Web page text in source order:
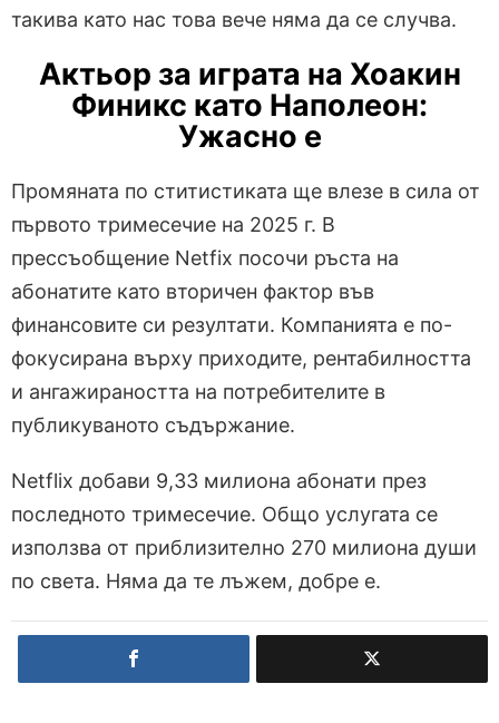
такива като нас това вече няма да се случва.
Актьор за играта на Хоакин
Финикс като Наполеон:
Ужасно е
Промяната по ститистиката ще влезе в сила от
първото тримесечие на 2025 г. В
прессъобщение Netfix посочи ръста на
абонатите като вторичен фактор във
финансовите си резултати. Компанията е по-
фокусирана върху приходите, рентабилността
и ангажираността на потребителите в
публикуваното съдържание.
Netflix добави 9,33 милиона абонати през
последното тримесечие. Общо услугата се
използва от приблизително 270 милиона души
по света. Няма да те лъжем, добре е.